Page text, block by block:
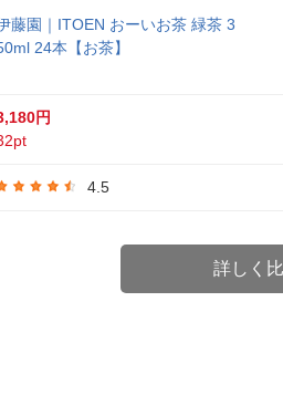
藤園｜ITOEN おーいお茶 緑茶 3
24本【お茶】
円
4.5
詳しく